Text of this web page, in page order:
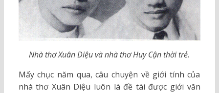
Nhà thơ Xuân Diệu và nhà thơ Huy Cận thời trẻ.
Mấy chục năm qua, câu chuyện về giới tính của
nhà thơ Xuân Diệu luôn là đề tài được giới văn